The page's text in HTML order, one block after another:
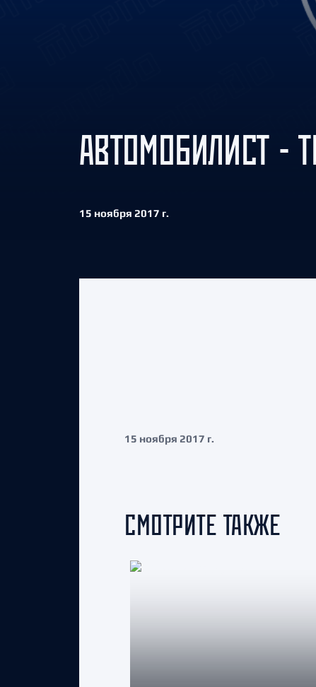
АВТОМОБИЛИСТ -
15 ноября 2017 г.
15 ноября 2017 г.
СМОТРИТЕ ТАКЖЕ